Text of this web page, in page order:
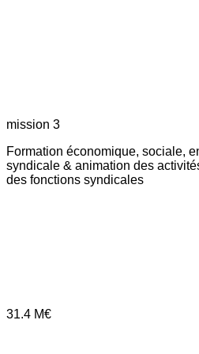
mission 3
Formation économique, sociale,
syndicale & animation des
des fonctions syndicales
31.4 M€